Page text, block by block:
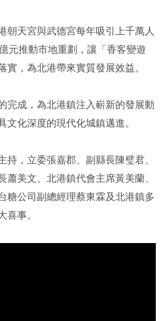
朝天宮與武德宮每年吸引上千萬人
元推動市地重劃，讓「香客變遊
實，為北港帶來實質發展效益。
完成，為北港鎮注入嶄新的發展動
文化深度的現代化城鎮邁進。
持，立委張嘉郡、副縣長陳璧君、
蕭美文、北港鎮代會主席黃美蘭、
糖公司副總經理蔡東霖及北港鎮多
喜事。